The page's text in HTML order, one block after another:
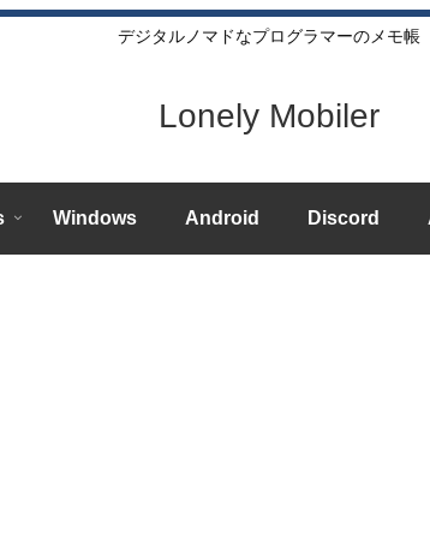
デジタルノマドなプログラマーのメモ帳
Lonely Mobiler
Windows Android Discord